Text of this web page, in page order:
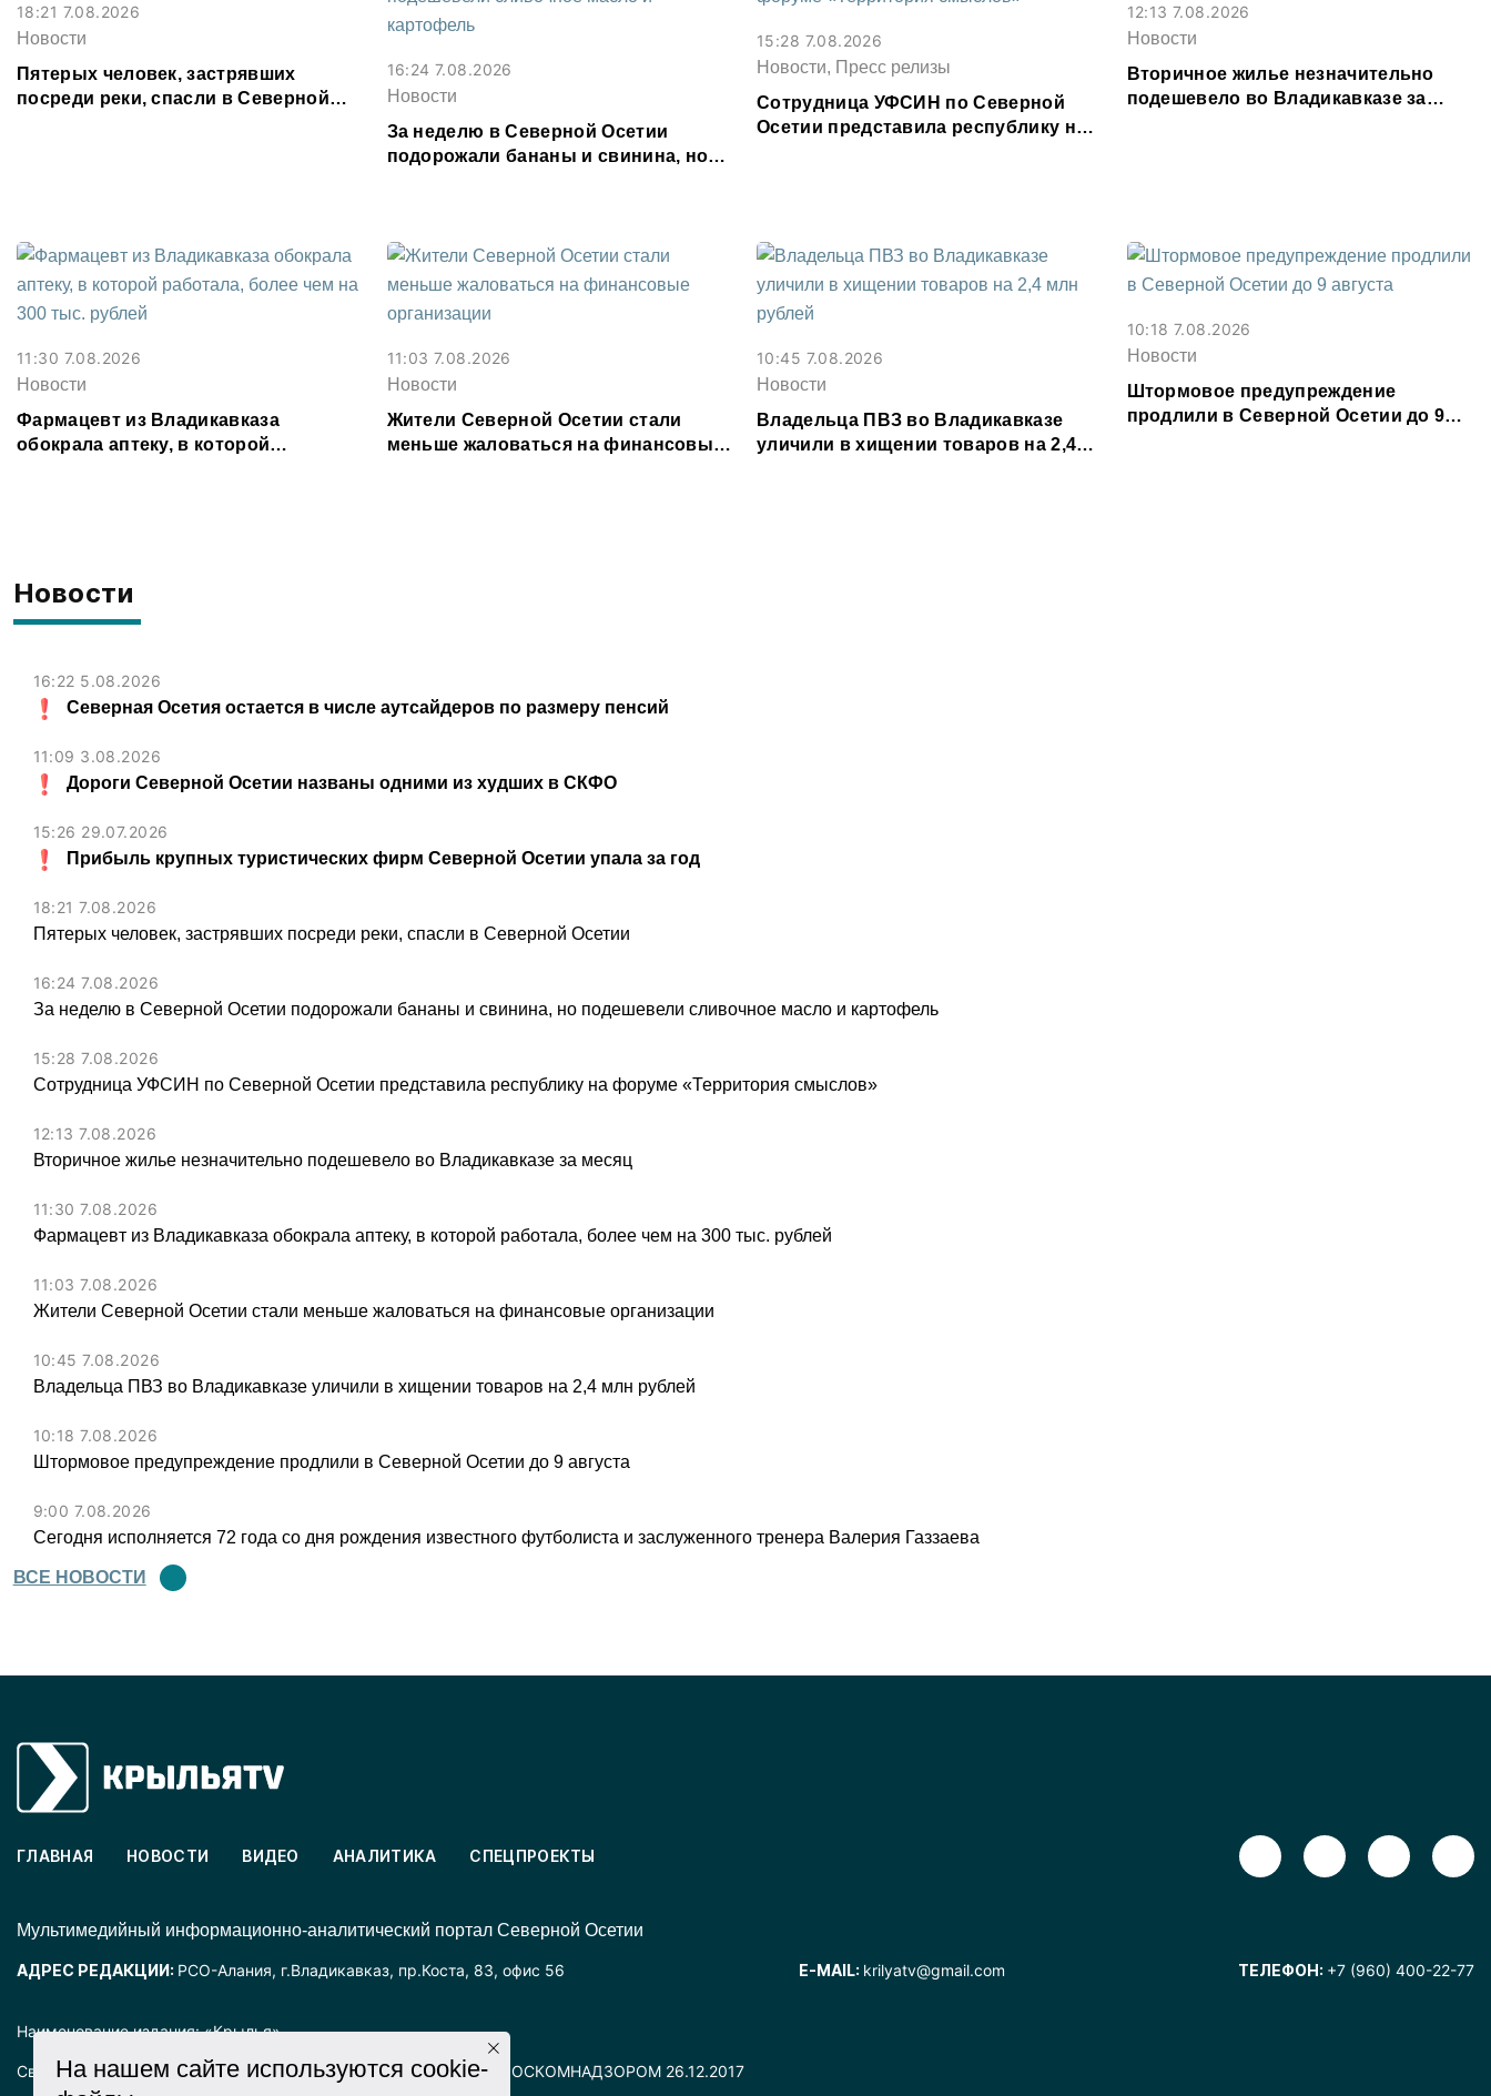
Новости
16:22 5.08.2026
Северная Осетия остается в числе аутсайдеров по размеру пенсий
11:09 3.08.2026
Дороги Северной Осетии названы одними из худших в СКФО
15:26 29.07.2026
Прибыль крупных туристических фирм Северной Осетии упала за год
18:21 7.08.2026
Пятерых человек, застрявших посреди реки, спасли в Северной Осетии
16:24 7.08.2026
За неделю в Северной Осетии подорожали бананы и свинина, но подешевели сливочное масло и картофель
15:28 7.08.2026
Сотрудница УФСИН по Северной Осетии представила республику на форуме «Территория смыслов»
12:13 7.08.2026
Вторичное жилье незначительно подешевело во Владикавказе за месяц
11:30 7.08.2026
Фармацевт из Владикавказа обокрала аптеку, в которой работала, более чем на 300 тыс. рублей
11:03 7.08.2026
Жители Северной Осетии стали меньше жаловаться на финансовые организации
10:45 7.08.2026
Владельца ПВЗ во Владикавказе уличили в хищении товаров на 2,4 млн рублей
10:18 7.08.2026
Штормовое предупреждение продлили в Северной Осетии до 9 августа
9:00 7.08.2026
Сегодня исполняется 72 года со дня рождения известного футболиста и заслуженного тренера Валерия Газзаева
ВСЕ НОВОСТИ
18:21 7.08.2026
Новости
Пятерых человек, застрявших
посреди реки, спасли в Северной
16:24 7.08.2026
Новости
За неделю в Северной Осетии
подорожали бананы и свинина, но
15:28 7.08.2026
Новости, Пресс релизы
Сотрудница УФСИН по Северной
Осетии представила республику на
12:13 7.08.2026
Новости
Вторичное жилье незначительно
подешевело во Владикавказе за
11:30 7.08.2026
Новости
Фармацевт из Владикавказа
обокрала аптеку, в которой
11:03 7.08.2026
Новости
Жители Северной Осетии стали
меньше жаловаться на финансовые
10:45 7.08.2026
Новости
Владельца ПВЗ во Владикавказе
уличили в хищении товаров на 2,4
10:18 7.08.2026
Новости
Штормовое предупреждение
продлили в Северной Осетии до 9
Наименование издания: «Крылья».
Свидетельство о регистрации СМИ ЭЛ № ФС77-72025 выдано РОСКОМНАДЗОРОМ 26.12.2017
ГЛАВНАЯ НОВОСТИ ВИДЕО АНАЛИТИКА СПЕЦПРОЕКТЫ
Mультимедийный информационно-аналитический портал Северной Осетии
АДРЕС РЕДАКЦИИ: РСО-Алания, г.Владикавказ, пр.Коста, 83, офис 56 E-MAIL: krilyatv@gmail.com ТЕЛЕФОН: +7 (960) 400-22-77
На нашем сайте используются cookie-